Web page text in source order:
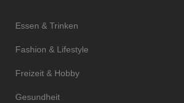
Essen & Trinken
Fashion & Lifestyle
Freizeit & Hobby
Gesundheit